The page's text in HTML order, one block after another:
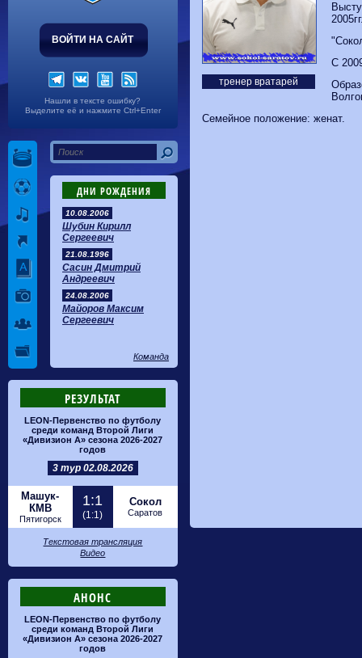
ВОЙТИ НА САЙТ
Нашли в тексте ошибку?
Выделите её и нажмите Ctrl+Enter
ДНИ РОЖДЕНИЯ
10.08.2006
Шубин Кирилл
Сергеевич
21.08.1996
Сасин Дмитрий
Андреевич
24.08.2006
Майоров Максим
Сергеевич
Команда
РЕЗУЛЬТАТ
LEON-Первенство по футболу
среди команд Второй Лиги
«Дивизион А» сезона 2026-2027
годов
3 тур 02.08.2026
Машук-
КМВ
Пятигорск
1:1
(1:1)
Сокол
Саратов
Текстовая трансляция
Видео
АНОНС
LEON-Первенство по футболу
среди команд Второй Лиги
«Дивизион А» сезона 2026-2027
годов
тренер вратарей
C
Семейное положение: женат.
Калуга
Сибирь